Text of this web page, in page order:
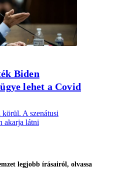
Biden
lehet a Covid
A szenátusi
akarja látni
legjobb írásairól, olvassa